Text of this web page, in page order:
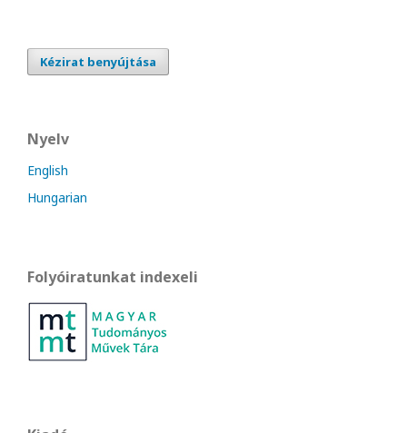
Kézirat benyújtása
Nyelv
English
Hungarian
Folyóiratunkat indexeli